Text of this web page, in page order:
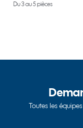
Du 3 au 5 pièces
Toutes les